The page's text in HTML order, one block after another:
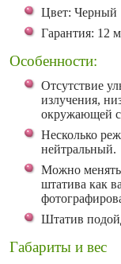
Цвет: Черный
Гарантия: 12
Особенности:
Отсутствие
излучения,
окружающей
Несколько
нейтральный.
Можно менять
штатива как
Штатив
Габариты и вес